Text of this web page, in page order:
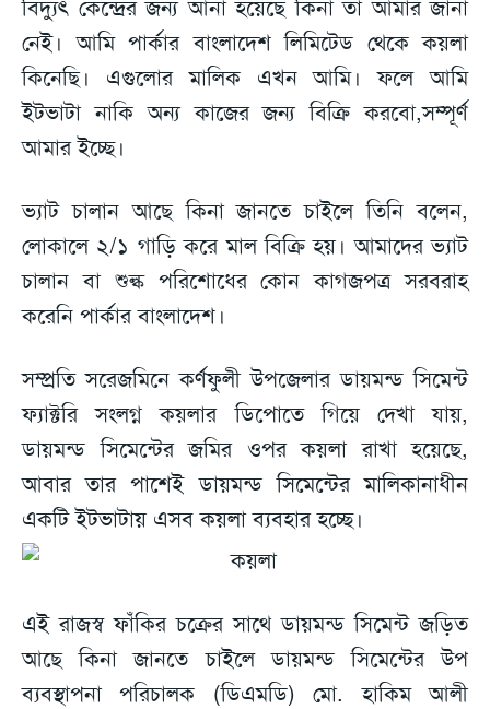
বিদ্যুৎ কেন্দ্রের জন্য আনা হয়েছে কিনা তা আমার জানা
নেই। আমি পার্কার বাংলাদেশ লিমিটেড থেকে কয়লা
কিনেছি। এগুলোর মালিক এখন আমি। ফলে আমি
ইটভাটা নাকি অন্য কাজের জন্য বিক্রি করবো,সম্পূর্ণ
আমার ইচ্ছে।
ভ্যাট চালান আছে কিনা জানতে চাইলে তিনি বলেন,
লোকালে ২/১ গাড়ি করে মাল বিক্রি হয়। আমাদের ভ্যাট
চালান বা শুল্ক পরিশোধের কোন কাগজপত্র সরবরাহ
করেনি পার্কার বাংলাদেশ।
সম্প্রতি সরেজমিনে কর্ণফুলী উপজেলার ডায়মন্ড সিমেন্ট
ফ্যাক্টরি সংলগ্ন কয়লার ডিপোতে গিয়ে দেখা যায়,
ডায়মন্ড সিমেন্টের জমির ওপর কয়লা রাখা হয়েছে,
আবার তার পাশেই ডায়মন্ড সিমেন্টের মালিকানাধীন
একটি ইটভাটায় এসব কয়লা ব্যবহার হচ্ছে।
এই রাজস্ব ফাঁকির চক্রের সাথে ডায়মন্ড সিমেন্ট জড়িত
আছে কিনা জানতে চাইলে ডায়মন্ড সিমেন্টের উপ
ব্যবস্থাপনা পরিচালক (ডিএমডি) মো. হাকিম আলী